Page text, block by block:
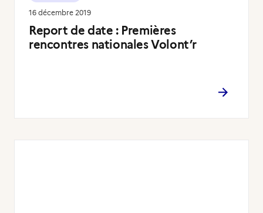
16 décembre 2019
Report de date : Premières
rencontres nationales Volont’r